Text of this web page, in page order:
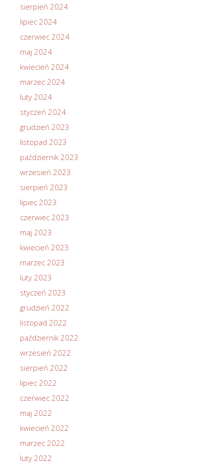
sierpień 2024
lipiec 2024
czerwiec 2024
maj 2024
kwiecień 2024
marzec 2024
luty 2024
styczeń 2024
grudzień 2023
listopad 2023
październik 2023
wrzesień 2023
sierpień 2023
lipiec 2023
czerwiec 2023
maj 2023
kwiecień 2023
marzec 2023
luty 2023
styczeń 2023
grudzień 2022
listopad 2022
październik 2022
wrzesień 2022
sierpień 2022
lipiec 2022
czerwiec 2022
maj 2022
kwiecień 2022
marzec 2022
luty 2022